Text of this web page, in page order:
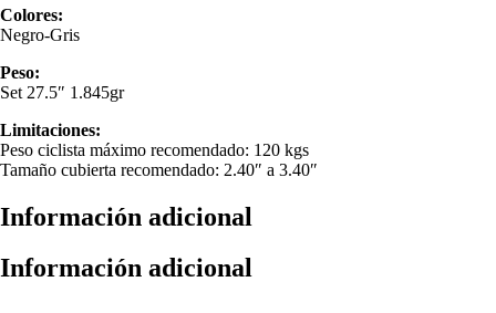
Colores:
Negro-Gris
Peso:
Set 27.5″ 1.845gr
Limitaciones:
Peso ciclista máximo recomendado: 120 kgs
Tamaño cubierta recomendado: 2.40″ a 3.40″
Información adicional
Información adicional